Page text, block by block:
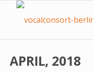
APRIL, 2018